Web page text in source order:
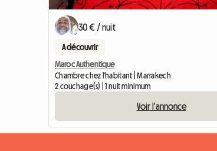
30 € / nuit
A découvrir
Maroc Authentique
Chambre chez l'habitant | Marrakech
2 couchage(s) | 1 nuit minimum
Voir l'annonce